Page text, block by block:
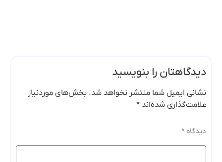
دیدگاهتان را بنویسید
نشانی ایمیل شما منتشر نخواهد شد. بخش‌های موردنیاز
علامت‌گذاری شده‌اند *
دیدگاه *